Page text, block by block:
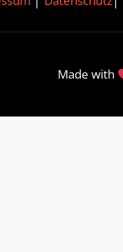
Made with